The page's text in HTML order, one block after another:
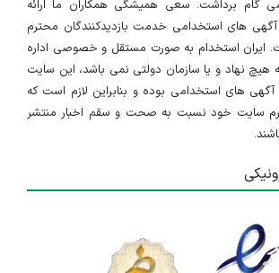
گام برداشت. سعی همیشگی همکاران ما ارائه
های استخدامی خدمت بازدیدکنندگان محترم
ایران استخدام به صورت مستقل و خصوصی اداره
نهاد و یا سازمان دولتی نمی باشد، این سایت
آگهی های استخدامی بوده و بنابراین لازم است که
سایت خود نسبت به صحت و سقم اخبار منتشر